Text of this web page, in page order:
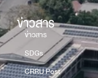
ข่าวสาร
ข่าวสาร
SDGs
CRRU Post